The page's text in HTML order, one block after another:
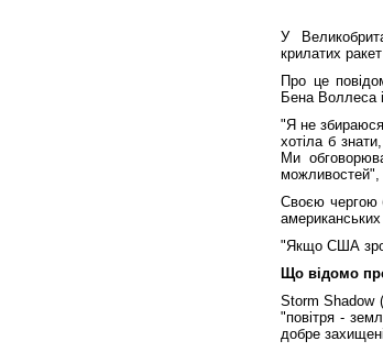
У
крилатих
Про це
Бена Воллеса
"Я не
хотіла б
Ми
Своєю чергою
"Якщо США
Що відомо
Storm Shadow
"повітря -
добре